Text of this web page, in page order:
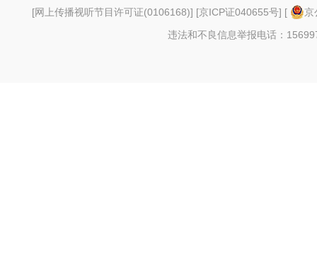
[网上传播视听节目许可证(0106168)] [京ICP证040655号] [
京
违法和不良信息举报电话：